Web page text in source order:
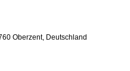
Oberzent, Deutschland